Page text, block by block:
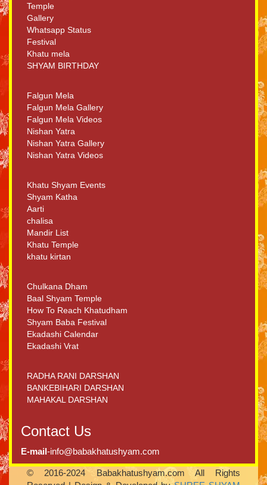
Temple
Gallery
Whatsapp Status
Festival
Khatu mela
SHYAM BIRTHDAY
Falgun Mela
Falgun Mela Gallery
Falgun Mela Videos
Nishan Yatra
Nishan Yatra Gallery
Nishan Yatra Videos
Khatu Shyam Events
Shyam Katha
Aarti
chalisa
Mandir List
Khatu Temple
khatu kirtan
Chulkana Dham
Baal Shyam Temple
How To Reach Khatudham
Shyam Baba Festival
Ekadashi Calendar
Ekadashi Vrat
RADHA RANI DARSHAN
BANKEBIHARI DARSHAN
MAHAKAL DARSHAN
Contact Us
E-mail-info@babakhatushyam.com
© 2016-2024 Babakhatushyam.com All Rights